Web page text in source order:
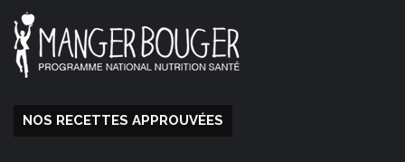
NOS RECETTES APPROUVÉES